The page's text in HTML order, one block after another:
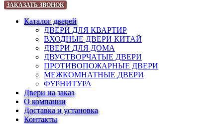
ЗАКАЗАТЬ ЗВОНОК
Каталог дверей
ДВЕРИ ДЛЯ КВАРТИР
ВХОДНЫЕ ДВЕРИ КИТАЙ
ДВЕРИ ДЛЯ ДОМА
ДВУСТВОРЧАТЫЕ ДВЕРИ
ПРОТИВОПОЖАРНЫЕ ДВЕРИ
МЕЖКОМНАТНЫЕ ДВЕРИ
ФУРНИТУРА
Двери на заказ
О компании
Доставка и установка
Контакты